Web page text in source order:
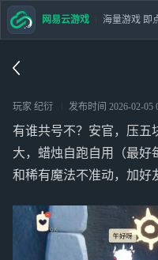
玩家 纪衍 发布时间 2026-02-05
有谁共号不？安官，压五
大，蜡烛自跑自用（最好
和稀有魔法不准动，加好
网易云游戏 海量游戏 即